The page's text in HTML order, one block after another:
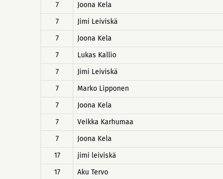
7
Joona Kela
7
Jimi Leiviskä
7
Joona Kela
7
Lukas Kallio
7
Jimi Leiviskä
7
Marko Lipponen
7
Joona Kela
7
Veikka Karhumaa
7
Joona Kela
17
jimi leiviskä
17
Aku Tervo